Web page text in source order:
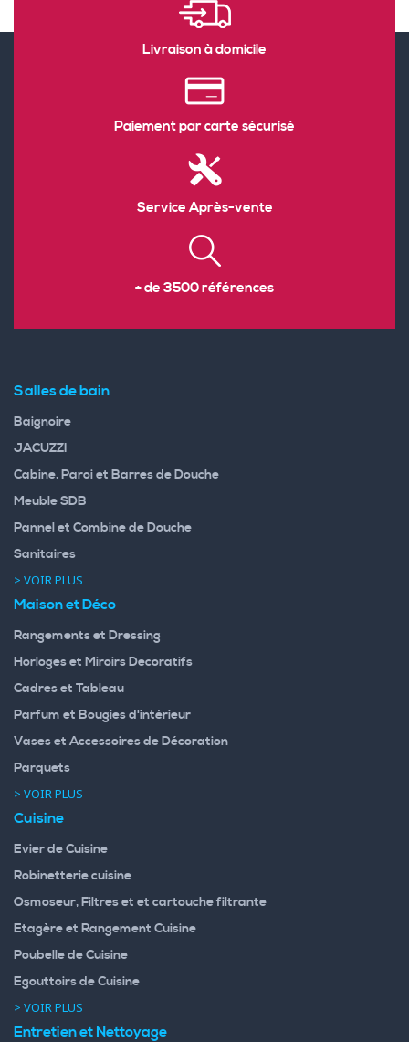
Livraison à domicile
Paiement par carte sécurisé
Service Après-vente
+ de 3500 références
Salles de bain
Baignoire
JACUZZI
Cabine, Paroi et Barres de Douche
Meuble SDB
Pannel et Combine de Douche
Sanitaires
> VOIR PLUS
Maison et Déco
Rangements et Dressing
Horloges et Miroirs Decoratifs
Cadres et Tableau
Parfum et Bougies d'intérieur
Vases et Accessoires de Décoration
Parquets
> VOIR PLUS
Cuisine
Evier de Cuisine
Robinetterie cuisine
Osmoseur, Filtres et et cartouche filtrante
Etagère et Rangement Cuisine
Poubelle de Cuisine
Egouttoirs de Cuisine
> VOIR PLUS
Entretien et Nettoyage